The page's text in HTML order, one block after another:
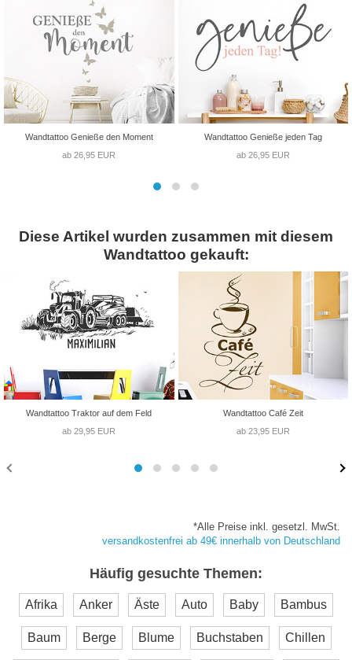
Wandtattoo Genieße den Moment
ab 26,95 EUR
Wandtattoo Genieße jeden Tag
ab 26,95 EUR
Diese Artikel wurden zusammen mit diesem
Wandtattoo gekauft:
Wandtattoo Traktor auf dem Feld
ab 29,95 EUR
Wandtattoo Café Zeit
ab 23,95 EUR
*Alle Preise inkl. gesetzl. MwSt.
versandkostenfrei ab 49€ innerhalb von Deutschland
Häufig gesuchte Themen:
Afrika Anker Äste Auto Baby Bambus
Baum Berge Blume Buchstaben Chillen